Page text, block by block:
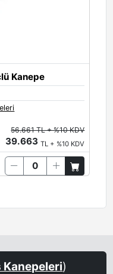
Kanepe
56.661 TL + %10 KDV
39.663TL + %10 KDV
Kanepeleri)